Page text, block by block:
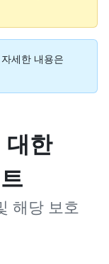
자세한 내용은
대한
해당 보호